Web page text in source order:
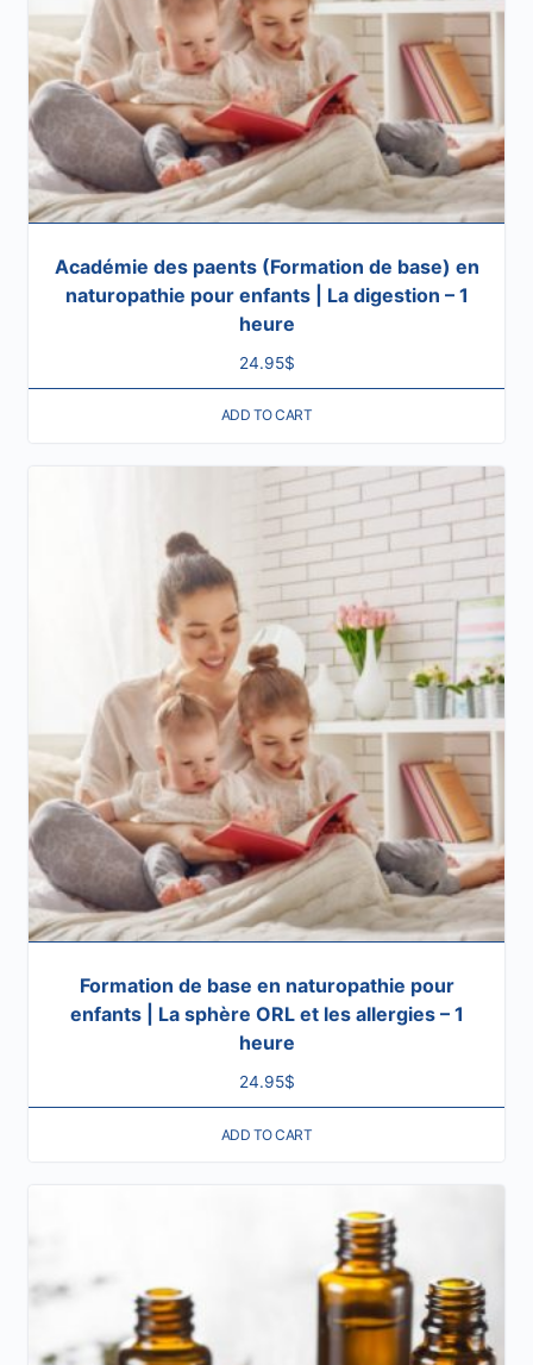
Académie des paents (Formation de base) en
naturopathie pour enfants | La digestion – 1
heure
24.95$
ADD TO CART
Formation de base en naturopathie pour
enfants | La sphère ORL et les allergies – 1
heure
24.95$
ADD TO CART